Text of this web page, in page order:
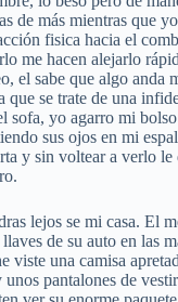
de más mientras que
fisica hacia el
me hacen alejarlo
el sabe que algo anda
que se trate de una
sofa, yo agarro mi
sus ojos en mi
y sin voltear a verlo le
lejos se mi casa. El
de su auto en las
viste una camisa
unos pantalones de